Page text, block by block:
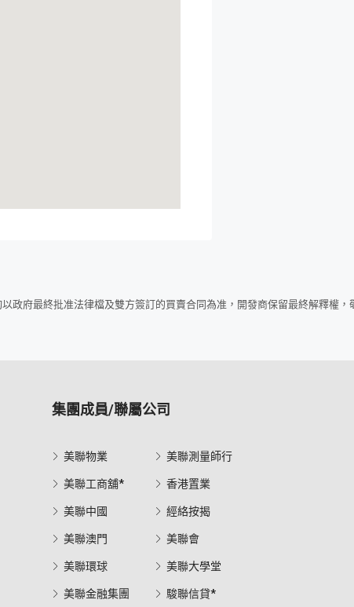
政府最終批准法律檔及雙方簽訂的買賣合同為准，開發商保留最終解釋權，
集團成員/聯屬公司
美聯物業
美聯工商舖*
美聯中國
美聯澳門
美聯環球
美聯金融集團
美聯測量師行
香港置業
經絡按揭
美聯會
美聯大學堂
駿聯信貸*